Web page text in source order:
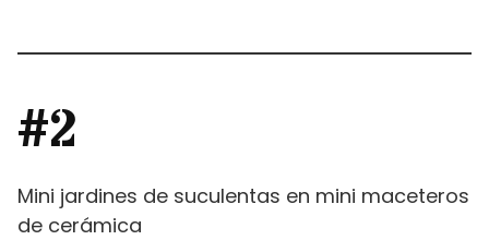
#2
Mini jardines de suculentas en mini maceteros
de cerámica